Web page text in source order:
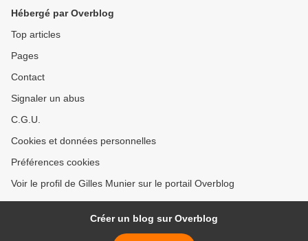
Hébergé par Overblog
Top articles
Pages
Contact
Signaler un abus
C.G.U.
Cookies et données personnelles
Préférences cookies
Voir le profil de Gilles Munier sur le portail Overblog
Créer un blog sur Overblog